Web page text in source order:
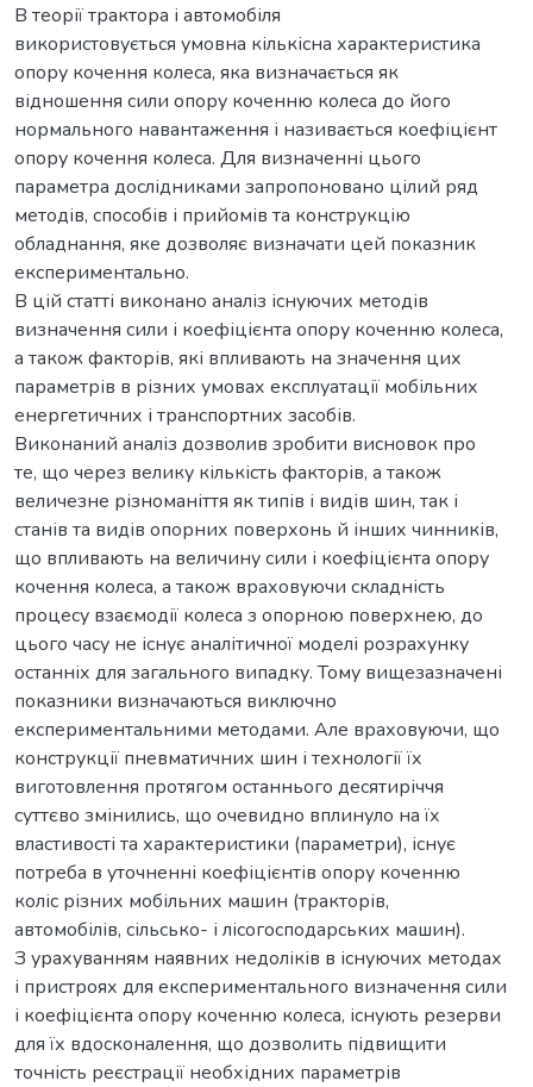
В теорії трактора і автомобіля
використовується умовна кількісна характеристика
опору кочення колеса, яка визначається як
відношення сили опору коченню колеса до його
нормального навантаження і називається коефіцієнт
опору кочення колеса. Для визначенні цього
параметра дослідниками запропоновано цілий ряд
методів, способів і прийомів та конструкцію
обладнання, яке дозволяє визначати цей показник
експериментально.
В цій статті виконано аналіз існуючих методів
визначення сили і коефіцієнта опору коченню колеса,
а також факторів, які впливають на значення цих
параметрів в різних умовах експлуатації мобільних
енергетичних і транспортних засобів.
Виконаний аналіз дозволив зробити висновок про
те, що через велику кількість факторів, а також
величезне різноманіття як типів і видів шин, так і
станів та видів опорних поверхонь й інших чинників,
що впливають на величину сили і коефіцієнта опору
кочення колеса, а також враховуючи складність
процесу взаємодії колеса з опорною поверхнею, до
цього часу не існує аналітичної моделі розрахунку
останніх для загального випадку. Тому вищезазначені
показники визначаються виключно
експериментальними методами. Але враховуючи, що
конструкції пневматичних шин і технології їх
виготовлення протягом останнього десятиріччя
суттєво змінились, що очевидно вплинуло на їх
властивості та характеристики (параметри), існує
потреба в уточненні коефіцієнтів опору коченню
коліс різних мобільних машин (тракторів,
автомобілів, сільсько- і лісогосподарських машин).
З урахуванням наявних недоліків в існуючих методах
і пристроях для експериментального визначення сили
і коефіцієнта опору коченню колеса, існують резерви
для їх вдосконалення, що дозволить підвищити
точність реєстрації необхідних параметрів